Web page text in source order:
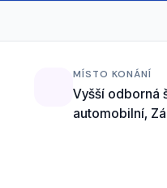
MÍSTO KONÁNÍ
Vyšší odborná
automobilní,